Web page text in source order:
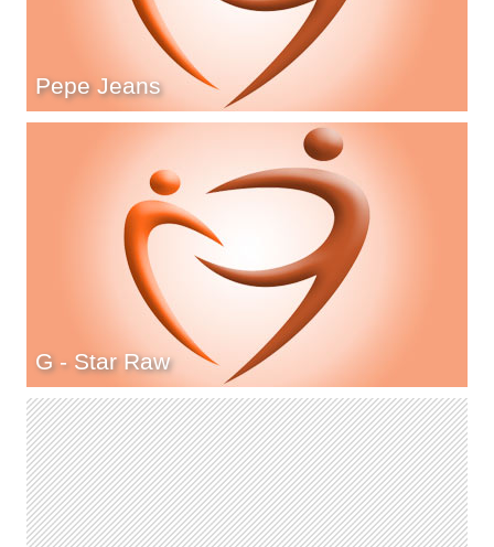
Pepe Jeans
G - Star Raw